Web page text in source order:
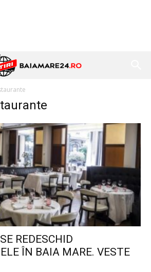
REDESCHID
ÎN BAIA MARE. VESTE